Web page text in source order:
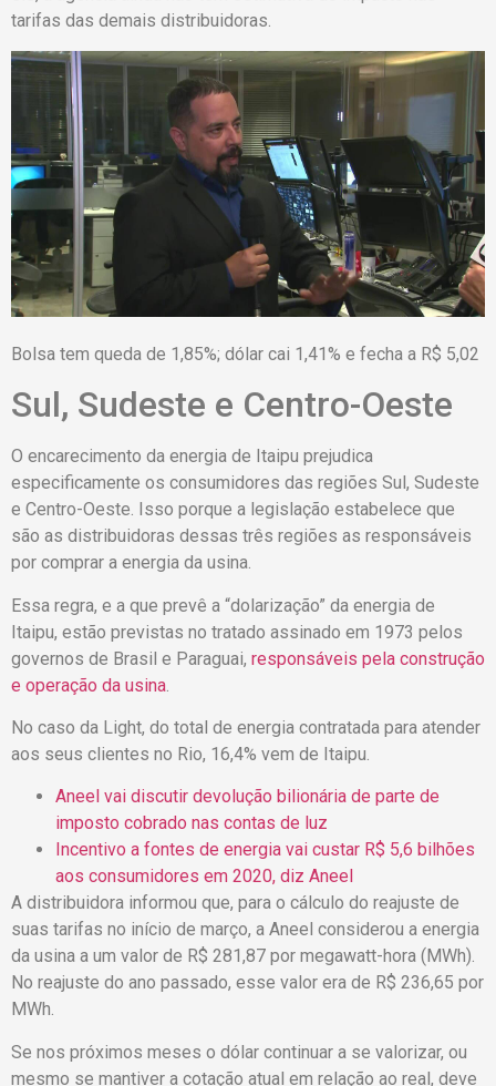
tarifas das demais distribuidoras.
Bolsa tem queda de 1,85%; dólar cai 1,41% e fecha a R$ 5,02
Sul, Sudeste e Centro-Oeste
O encarecimento da energia de Itaipu prejudica
especificamente os consumidores das regiões Sul, Sudeste
e Centro-Oeste. Isso porque a legislação estabelece que
são as distribuidoras dessas três regiões as responsáveis
por comprar a energia da usina.
Essa regra, e a que prevê a “dolarização” da energia de
Itaipu, estão previstas no tratado assinado em 1973 pelos
governos de Brasil e Paraguai, responsáveis pela construção
e operação da usina
No caso da Light, do total de energia contratada para atender
aos seus clientes no Rio, 16,4% vem de Itaipu.
Aneel vai discutir devolução bilionária de parte de
imposto cobrado nas contas de luz
Incentivo a fontes de energia vai custar R$ 5,6 bilhões
aos consumidores em 2020, diz Aneel
A distribuidora informou que, para o cálculo do reajuste de
suas tarifas no início de março, a Aneel considerou a energia
da usina a um valor de R$ 281,87 por megawatt-hora (MWh).
No reajuste do ano passado, esse valor era de R$ 236,65 por
MWh.
Se nos próximos meses o dólar continuar a se valorizar, ou
mesmo se mantiver a cotação atual em relação ao real, deve